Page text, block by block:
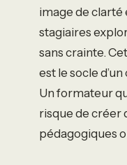
image de clarté
stagiaires
sans crainte.
est le socle
Un formateur
risque de créer
pédagogiques